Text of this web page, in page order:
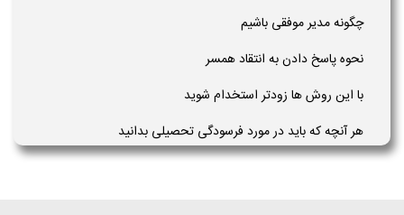
چگونه مدیر موفقی باشیم
نحوه پاسخ دادن به انتقاد همسر
با این روش ها زودتر استخدام شوید
هر آنچه که باید در مورد فرسودگی تحصیلی بدانید